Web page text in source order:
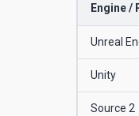
Engine /
Unreal
Unity
Source 2